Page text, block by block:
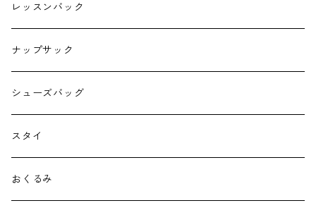
レッスンバック
ナップサック
シューズバッグ
スタイ
おくるみ